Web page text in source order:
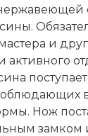
и
Нож